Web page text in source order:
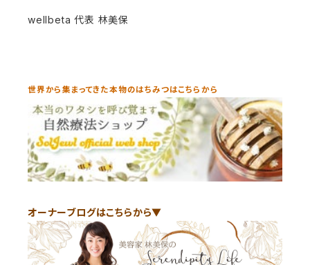
wellbeta 代表 林美保
世界から集まってきた本物のはちみつはこちらから
オーナーブログはこちらから▼